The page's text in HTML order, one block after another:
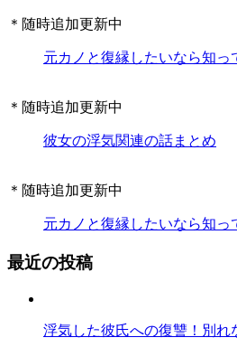
＊随時追加更新中
元カノと復縁したいなら知
＊随時追加更新中
彼女の浮気関連の話まとめ
＊随時追加更新中
元カノと復縁したいなら知
最近の投稿
浮気した彼氏への復讐！別れ